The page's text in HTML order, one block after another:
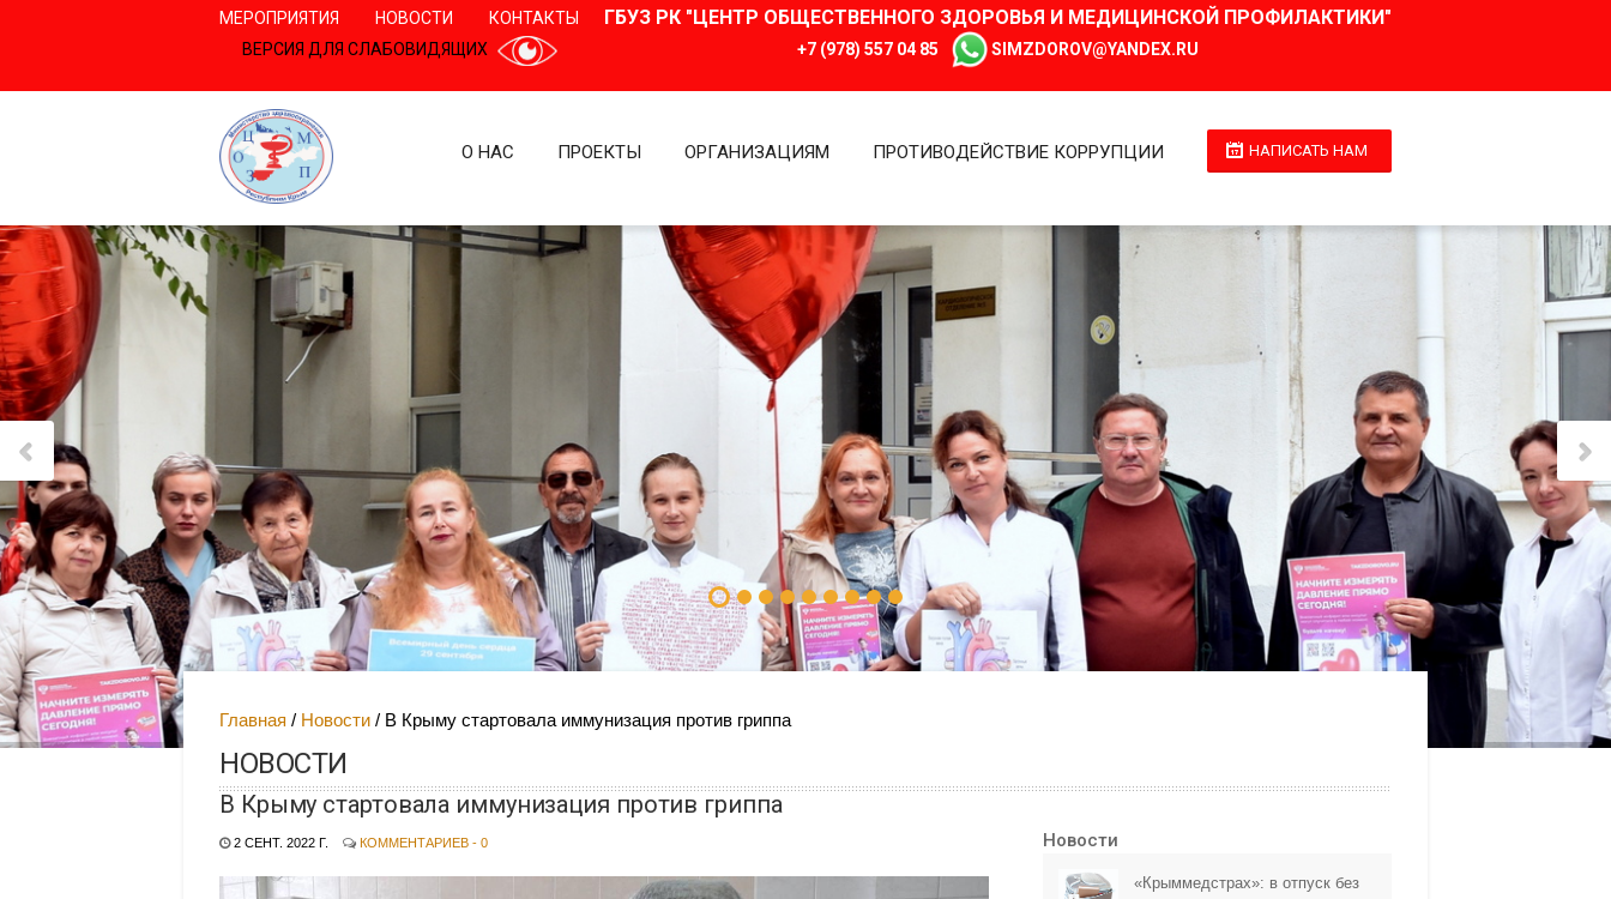
МЕРОПРИЯТИЯ НОВОСТИ
КОНТАКТЫ
ВЕРСИЯ ДЛЯ СЛАБОВИДЯЩИХ
ГБУЗ РК "ЦЕНТР ОБЩЕСТВЕННОГО ЗДОРОВЬЯ И МЕДИЦИНСКОЙ ПРОФИЛАКТИКИ"
+7 (978) 557 04 85 SIMZDOROV@YANDEX.RU
НАПИСАТЬ НАМ
О НАС ПРОЕКТЫ ОРГАНИЗАЦИЯМ ПРОТИВОДЕЙСТВИЕ КОРРУПЦИИ
Главная Новости В Крыму стартовала иммунизация против гриппа
НОВОСТИ
В Крыму стартовала иммунизация против гриппа
2 СЕНТ. 2022 Г. КОММЕНТАРИЕВ - 0 Новости
«Крыммедстрах»: в отпуск без